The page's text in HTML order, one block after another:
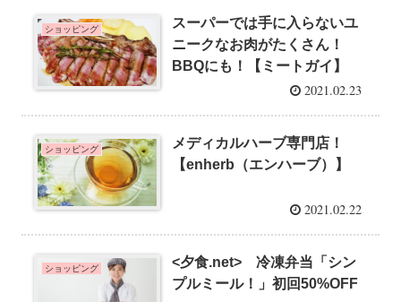
ショッピング
スーパーでは手に入らないユ
ニークなお肉がたくさん！
BBQにも！【ミートガイ】
2021.02.23
ショッピング
メディカルハーブ専門店！
【enherb（エンハーブ）】
2021.02.22
ショッピング
<夕食.net> 冷凍弁当「シン
プルミール！」初回50%OFF